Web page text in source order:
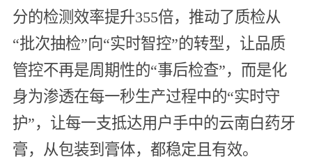
分的检测效率提升355倍，推动了质检从
“批次抽检”向“实时智控”的转型，让品质
管控不再是周期性的“事后检查”，而是化
身为渗透在每一秒生产过程中的“实时守
护”，让每一支抵达用户手中的云南白药牙
膏，从包装到膏体，都稳定且有效。